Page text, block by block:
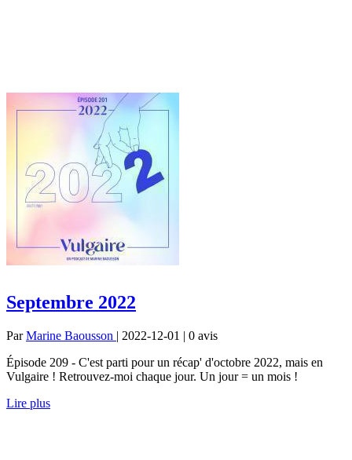
Septembre 2022
ParMarine Baousson | 2022-12-01 | 0 avis
Épisode 209 - C'est parti pour un récap' d'octobre 2022, mais en
Vulgaire ! Retrouvez-moi chaque jour. Un jour = un mois !
Lire plus